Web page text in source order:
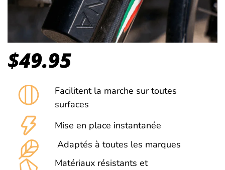
$49.95
Facilitent la marche sur toutes
surfaces
Mise en place instantanée
Adaptés à toutes les marques
Matériaux résistants et